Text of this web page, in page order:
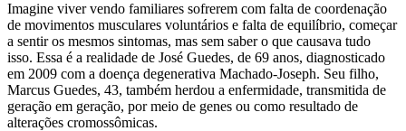
Imagine viver vendo familiares sofrerem com falta de coordenação
de movimentos musculares voluntários e falta de equilíbrio, começar
a sentir os mesmos sintomas, mas sem saber o que causava tudo
isso. Essa é a realidade de José Guedes, de 69 anos, diagnosticado
em 2009 com a doença degenerativa Machado-Joseph. Seu filho,
Marcus Guedes, 43, também herdou a enfermidade, transmitida de
geração em geração, por meio de genes ou como resultado de
alterações cromossômicas.